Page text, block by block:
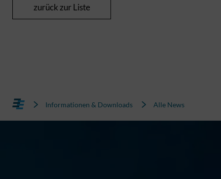
zurück zur Liste
Informationen & Downloads Alle News